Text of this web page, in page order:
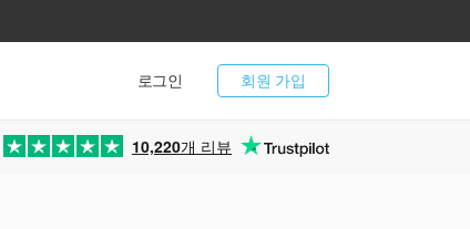
회원 가입
로그인
10,220개 리뷰